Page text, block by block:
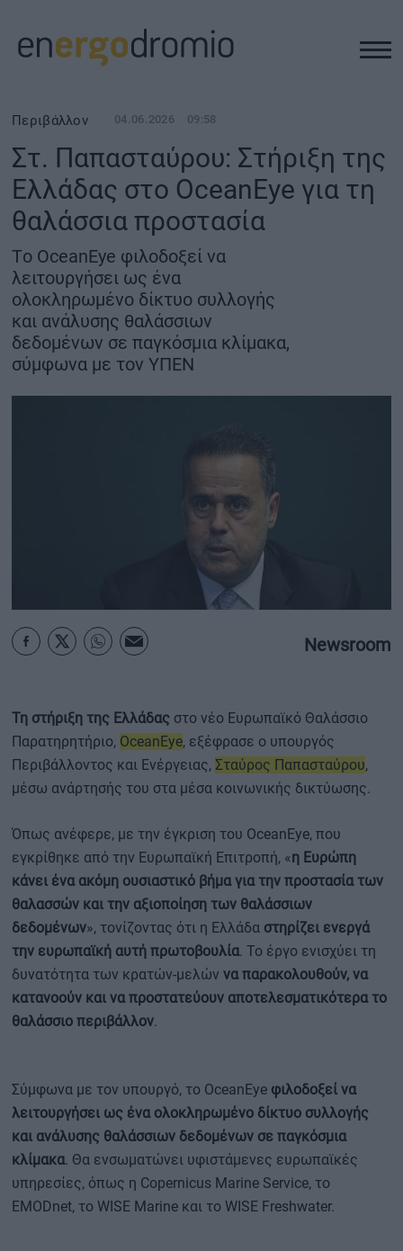
ΥΠΟΔΟΜΕΣ
REAL ESTATE
ΠΕΡΙΒΑΛΛΟΝ
ΕΝΕΡΓΕΙΑ
ΜΕΤΑΦΟΡΕΣ - ΗΛΕΚΤΡΟΚΙΝΗΣΗ
ΨΗΦΙΑΚΟΣ ΚΟΣΜΟΣ
Περιβάλλον 04.06.2026 09:58
Στ. Παπασταύρου: Στήριξη της
Ελλάδας στο OceanEye για τη
θαλάσσια προστασία
Tο OceanEye φιλοδοξεί να
λειτουργήσει ως ένα
ολοκληρωμένο δίκτυο συλλογής
και ανάλυσης θαλάσσιων
δεδομένων σε παγκόσμια κλίμακα,
σύμφωνα με τον ΥΠΕΝ
Newsroom
Τη στήριξη της Ελλάδας στο νέο Ευρωπαϊκό Θαλάσσιο
Παρατηρητήριο, OceanEye, εξέφρασε ο υπουργός
Περιβάλλοντος και Ενέργειας, Σταύρος Παπασταύρου,
μέσω ανάρτησής του στα μέσα κοινωνικής δικτύωσης.
Όπως ανέφερε, με την έγκριση του OceanEye, που
εγκρίθηκε από την Ευρωπαϊκή Επιτροπή, «η Ευρώπη
κάνει ένα ακόμη ουσιαστικό βήμα για την προστασία των
θαλασσών και την αξιοποίηση των θαλάσσιων
δεδομένων», τονίζοντας ότι η Ελλάδα στηρίζει ενεργά
την ευρωπαϊκή αυτή πρωτοβουλία. Το έργο ενισχύει τη
δυνατότητα των κρατών-μελών να παρακολουθούν, να
κατανοούν και να προστατεύουν αποτελεσματικότερα το
θαλάσσιο περιβάλλον.
Σύμφωνα με τον υπουργό, το OceanEye φιλοδοξεί να
λειτουργήσει ως ένα ολοκληρωμένο δίκτυο συλλογής
και ανάλυσης θαλάσσιων δεδομένων σε παγκόσμια
κλίμακα. Θα ενσωματώνει υφιστάμενες ευρωπαϊκές
υπηρεσίες, όπως η Copernicus Marine Service, το
EMODnet, το WISE Marine και το WISE Freshwater.